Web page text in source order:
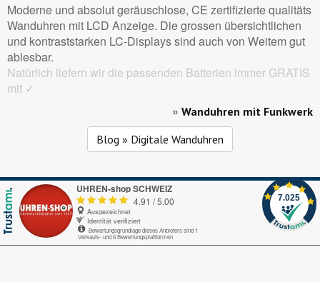
Moderne und absolut geräuschlose, CE zertifizierte qualitäts
Wanduhren mit LCD Anzeige. Die grossen übersichtlichen
und kontraststarken LC-Displays sind auch von Weitem gut
ablesbar.
Natürlich liefern wir die passenden Batterien immer GRATIS
mit ✓
» Wanduhren mit Funkwerk
Blog » Digitale Wanduhren
UHREN-shop SCHWEIZ
4.91 /5.00
Ausgezeichnet
Identität verifiziert
Bewertungsgrundlage dieses Anbieters sind 1
Verkaufs- und 6 Bewertungsplattformen
7.025